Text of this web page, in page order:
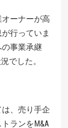
ーナーが高
行っていま
事業承継
でした。
、売り手企
ランをM&A